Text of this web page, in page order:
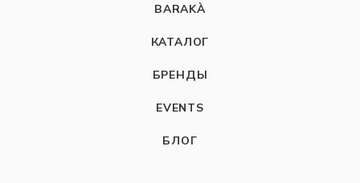
BARAKÀ
КАТАЛОГ
БРЕНДЫ
EVENTS
БЛОГ